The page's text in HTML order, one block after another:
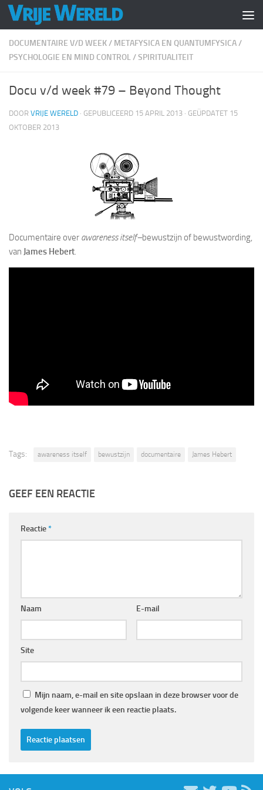
Doorgaan naar inhoud
DOCUMENTAIRE V/D WEEK/ METAFYSICA EN QUANTUMFYSICA/
PSYCHOLOGIE EN MIND CONTROL/SPIRITUALITEIT
Docu v/d week #79 – Beyond Thought
DOOR VRIJE WERELD · GEPUBLICEERD 15 APRIL 2013 · GEÜPDATET 15
OKTOBER 2013
Documentaire over awareness itself–bewustzijn of bewustwording,
van James Hebert.
Tags: awareness itself bewustzijn documentaire James Hebert
GEEF EEN REACTIE
Reactie*
Naam E-mail
Site
Mijn naam, e-mail en site opslaan in deze browser voor de
volgende keer wanneer ik een reactie plaats.